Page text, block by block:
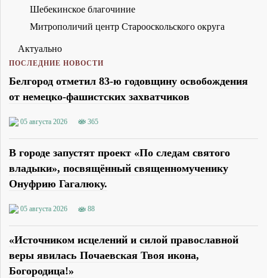
Шебекинское благочиние
Митрополичий центр Старооскольского округа
Актуально
ПОСЛЕДНИЕ НОВОСТИ
Белгород отметил 83-ю годовщину освобождения
от немецко-фашистских захватчиков
05 августа 2026 365
В городе запустят проект «По следам святого
владыки», посвящённый священномученику
Онуфрию Гагалюку.
05 августа 2026 88
«Источником исцелений и силой православной
веры явилась Почаевская Твоя икона,
Богородица!»